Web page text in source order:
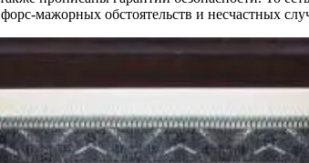
мажорных обстоятельств и несчастных